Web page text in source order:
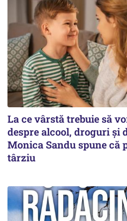
La ce vârstă trebuie să
despre alcool, droguri și
Monica Sandu spune că
târziu